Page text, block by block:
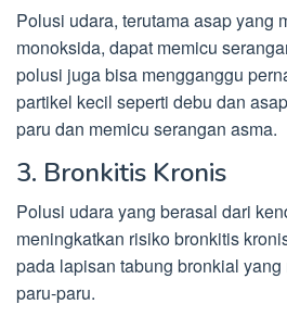
Polusi udara, terutama asap yang
monoksida, dapat memicu
polusi juga bisa mengganggu
partikel kecil seperti debu dan
paru dan memicu serangan asma.
3. Bronkitis Kronis
Polusi udara yang berasal dari
meningkatkan risiko bronkitis
pada lapisan tabung bronkial
paru-paru.